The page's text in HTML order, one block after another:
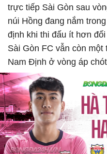
trực tiếp Sài Gòn sau
núi Hồng đang nắm
định khi thi đấu ít hơn
Sài Gòn FC vẫn còn một
Nam Định ở vòng áp